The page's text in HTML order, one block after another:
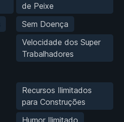
de Peixe
Sem Doença
Velocidade dos Super
Trabalhadores
Recursos Ilimitados
para Construções
Humor Ilimitado